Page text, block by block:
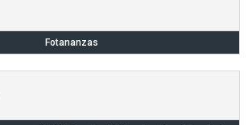
Fotananzas